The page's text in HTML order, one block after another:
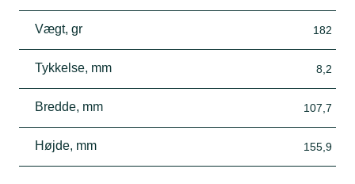
Vægt, gr 182
Tykkelse, mm 8,2
Bredde, mm 107,7
Højde, mm 155,9